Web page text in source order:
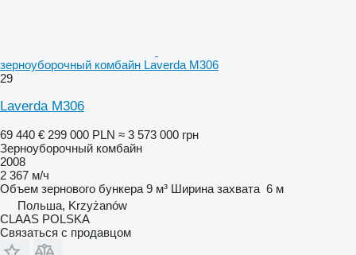
зерноуборочный комбайн Laverda M306
29
Laverda M306
69 440 € 299 000 PLN ≈ 3 573 000 грн
Зерноуборочный комбайн
2008
2 367 м/ч
Объем зернового бункера 9 м³ Ширина захвата 6 м
Польша, Krzyżanów
CLAAS POLSKA
Связаться с продавцом